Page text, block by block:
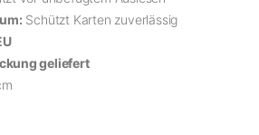
Schützt Karten zuverlässig
geliefert